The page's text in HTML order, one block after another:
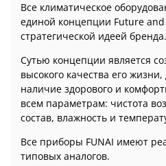
Все климатическое
единой концепции Future and
стратегической идеей бренда.
Сутью концепции является
высокого качества его
наличие здорового и
всем параметрам: чистота
состав, влажность и
Все приборы FUNAI имеют
типовых аналогов.